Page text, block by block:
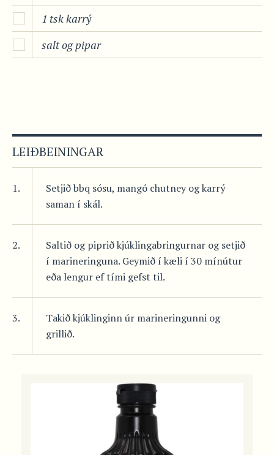
1 tsk karrý
salt og pipar
LEIÐBEININGAR
1.
Setjið bbq sósu, mangó chutney og karrý
saman í skál.
2.
Saltið og piprið kjúklingabringurnar og setjið
í marineringuna. Geymið í kæli í 30 mínútur
eða lengur ef tími gefst til.
3.
Takið kjúklinginn úr marineringunni og
grillið.